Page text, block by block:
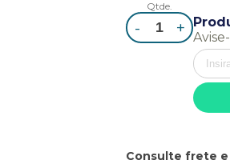
Qtde.
- +
Consulte frete